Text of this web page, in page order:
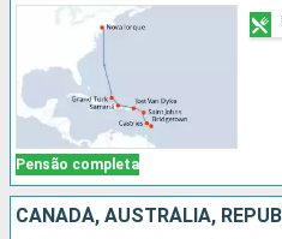
Pensão completa